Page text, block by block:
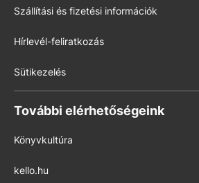
Szállítási és fizetési információk
Hírlevél-feliratkozás
Sütikezelés
További elérhetőségeink
Könyvkultúra
kello.hu